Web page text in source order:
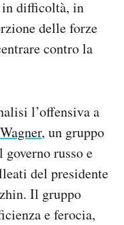
in difficoltà, in
delle forze
contro la
l’offensiva a
, un gruppo
russo e
del presidente
Il gruppo
e ferocia,